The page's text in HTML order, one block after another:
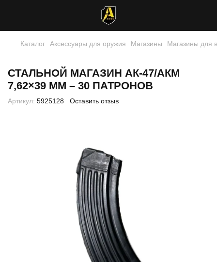
Каталог Аксессуары для оружия Магазины Магазины для
СТАЛЬНОЙ МАГАЗИН АК-47/АКМ
7,62×39 ММ – 30 ПАТРОНОВ
Артикул: 5925128 Оставить отзыв